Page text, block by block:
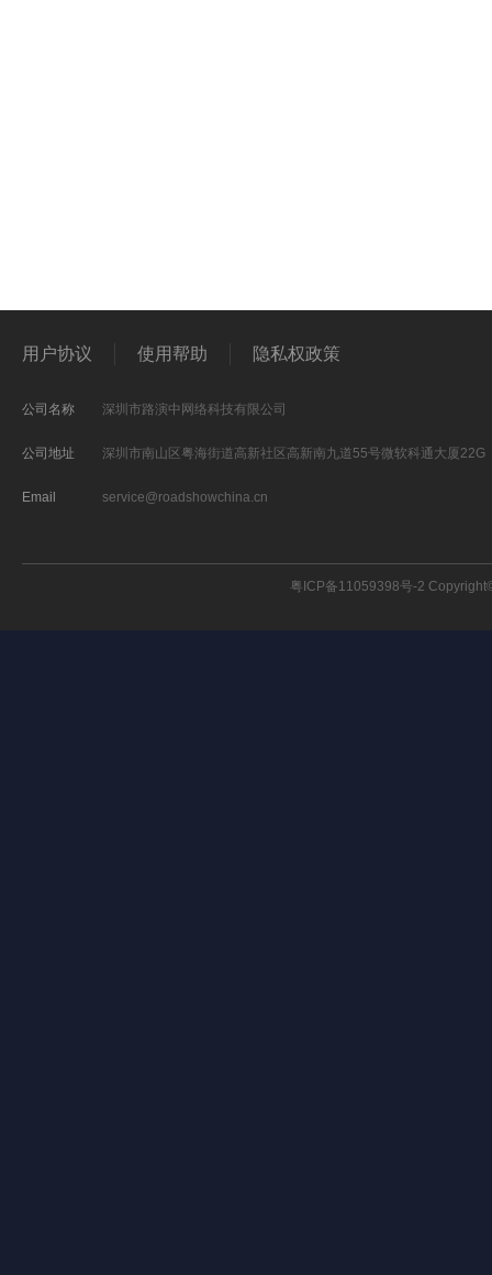
用户协议 使用帮助 隐私权政策
公司名称 深圳市路演中网络科技有限公司
公司地址 深圳市南山区粤海街道高新社区高新南九道55号微软科通大厦22G
Email service@roadshowchina.cn
粤ICP备11059398号-2